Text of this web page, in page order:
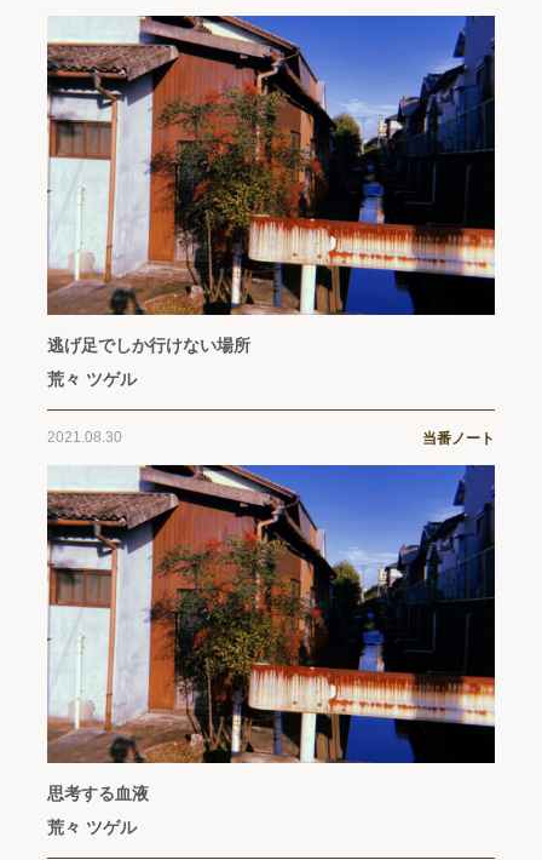
逃げ足でしか行けない場所
荒々 ツゲル
2021.08.30 当番ノート
思考する血液
荒々 ツゲル